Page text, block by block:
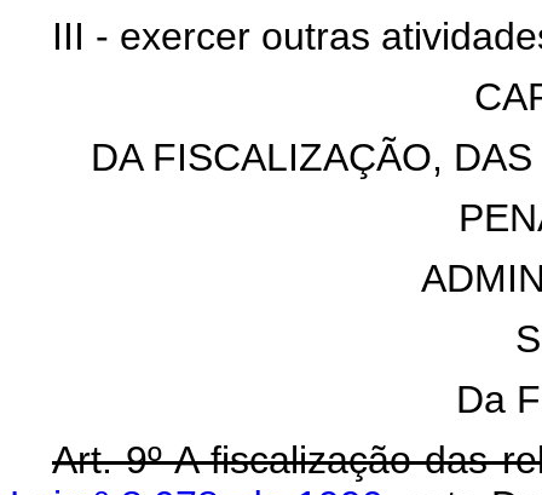
III - exercer outras
DA FISCALIZAÇÃO,
Da
Art. 9º A fiscalização das